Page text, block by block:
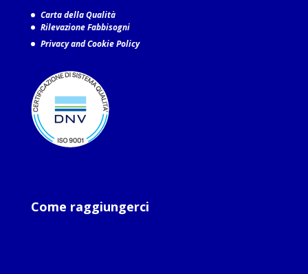
Carta della Qualità
Rilevazione Fabbisogni
Privacy and Cookie Policy
Come raggiungerci